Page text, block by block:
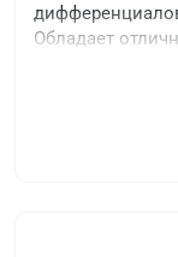
Обладает